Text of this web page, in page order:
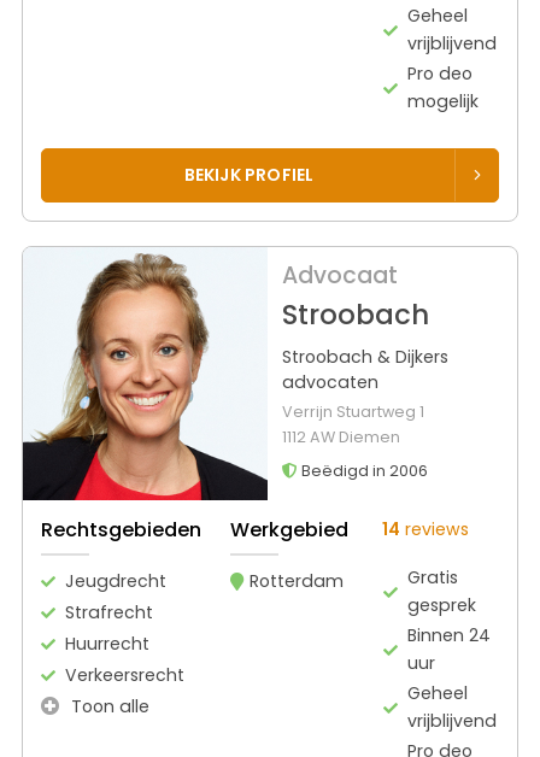
Geheel
vrijblijvend
Pro deo
mogelijk
BEKIJK PROFIEL
Advocaat
Stroobach
Stroobach & Dijkers
advocaten
Verrijn Stuartweg 1
1112 AW Diemen
Beëdigd in 2006
Rechtsgebieden
Jeugdrecht
Strafrecht
Huurrecht
Verkeersrecht
Toon alle
Werkgebied
Rotterdam
14 reviews
Gratis
gesprek
Binnen 24
uur
Geheel
vrijblijvend
Pro deo